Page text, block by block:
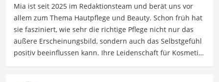
Mia ist seit 2025 im Redaktionsteam und berät uns vor
allem zum Thema Hautpflege und Beauty. Schon früh hat
sie fasziniert, wie sehr die richtige Pflege nicht nur das
äußere Erscheinungsbild, sondern auch das Selbstgefühl
positiv beeinflussen kann. Ihre Leidenschaft für Kosmetik